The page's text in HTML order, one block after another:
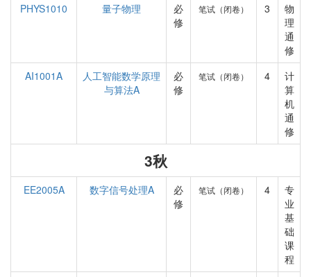
PHYS1010
量子物理
必
修
笔试（闭卷） 3
物
理
通
修
AI1001A
人工智能数学原理
与算法A
必
修
笔试（闭卷） 4
计
算
机
通
修
3秋
EE2005A 数字信号处理A
必
修
笔试（闭卷） 4
专
业
基
础
课
程